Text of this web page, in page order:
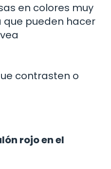
en colores muy
que pueden hacer
contrasten o
rojo en el